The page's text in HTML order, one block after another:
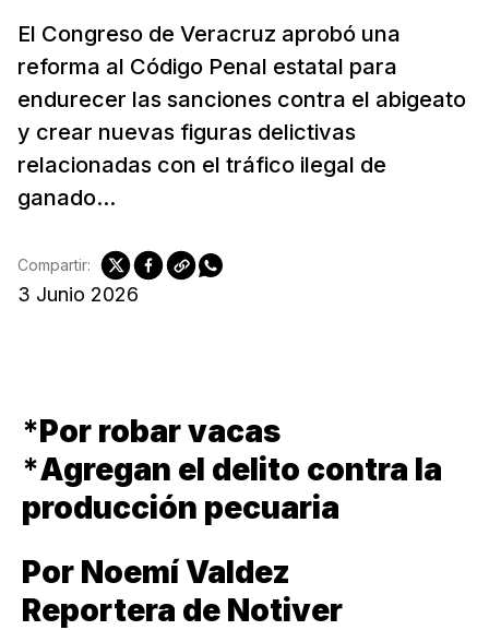
El Congreso de Veracruz aprobó una
reforma al Código Penal estatal para
endurecer las sanciones contra el abigeato
y crear nuevas figuras delictivas
relacionadas con el tráfico ilegal de
ganado...
3 Junio 2026
Compartir:
*Por robar vacas
*Agregan el delito contra la
producción pecuaria
Por Noemí Valdez
Reportera de Notiver